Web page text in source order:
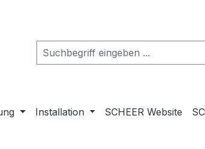
Installation SCHEER Website